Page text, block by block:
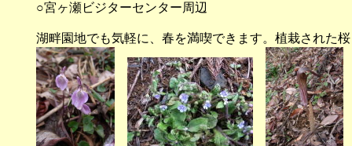
○宮ヶ瀬ビジターセンター周辺
湖畔園地でも気軽に、春を満喫できます。植栽された